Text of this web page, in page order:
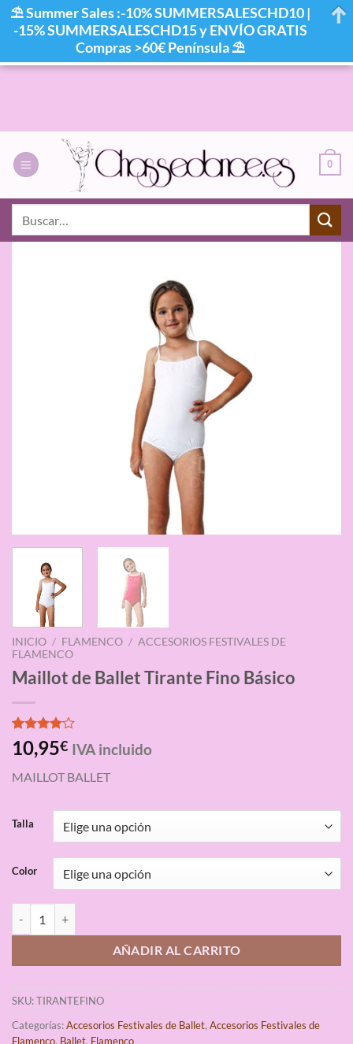
0
INICIO / FLAMENCO / ACCESORIOS FESTIVALES DE
FLAMENCO
Maillot de Ballet Tirante Fino Básico
Valorado
con4.00
base a
3
clientes
10,95€ IVA incluido
MAILLOT BALLET
Talla
Color
AÑADIR AL CARRITO
SKU:TIRANTEFINO
Categorías:Accesorios Festivales de Ballet, Accesorios Festivales de
Flamenco, Ballet, Flamenco
⛱ Summer Sales :-10% SUMMERSALESCHD10 |
-15% SUMMERSALESCHD15 y ENVÍO GRATIS
Compras >60€ Península ⛱